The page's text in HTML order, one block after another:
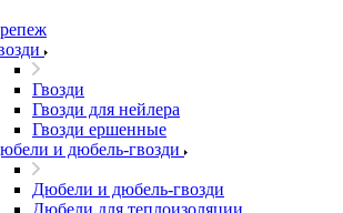
Гвозди
Гвозди для нейлера
Гвозди ершенные
и дюбель-гвозди
Дюбели и дюбель-гвозди
Дюбели для теплоизоляции